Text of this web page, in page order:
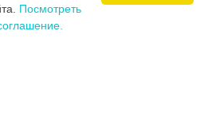
Посмотреть